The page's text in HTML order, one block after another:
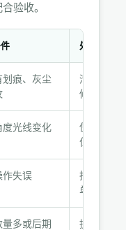
验收。
处理动作
划痕、灰尘
清洁后拍
修复明显
度光线变化
使用旋转
位，统一
作失误
拍摄前制
单，逐项
量多或后期
提前沟通